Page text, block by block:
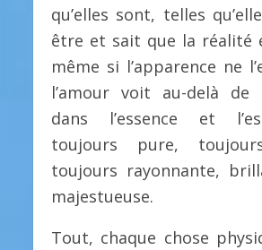
qu’elles sont, telles
être et sait que la réalité
même si l’apparence ne
l’amour voit au-delà de
dans l’essence et
toujours pure,
toujours rayonnante,
majestueuse.
Tout, chaque chose